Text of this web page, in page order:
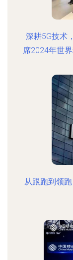
深耕5G技术
席2024年世
从跟跑到领